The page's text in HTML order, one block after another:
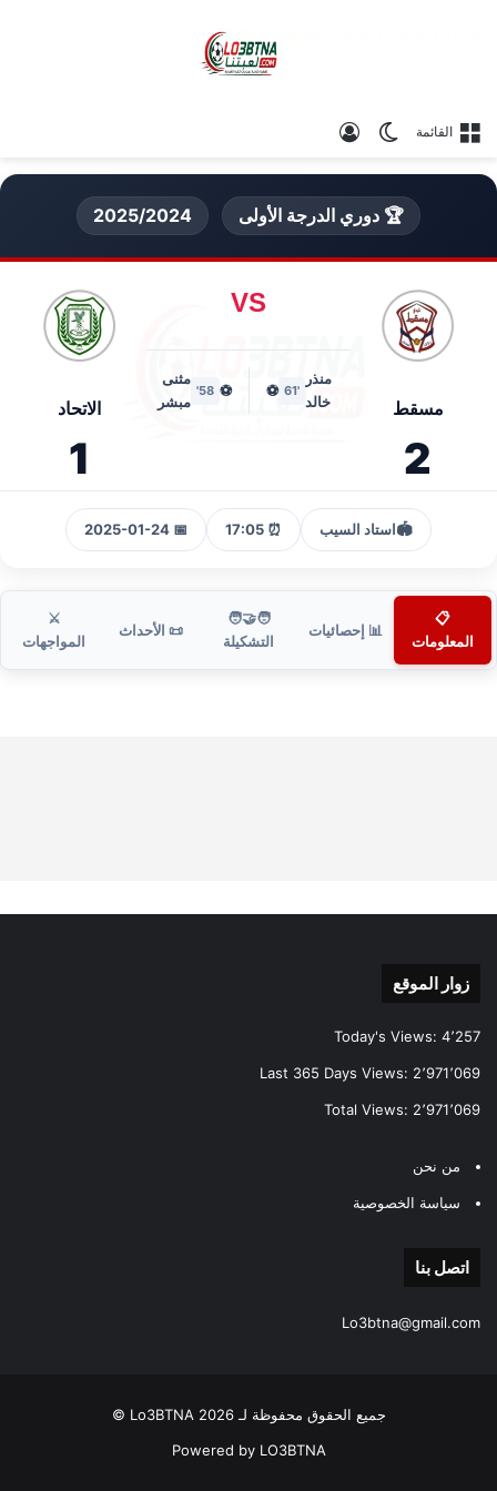
القائمة الوضع المظلم
🏆 دوري الدرجة الأولى 2025/2024
مسقط
2
VS
منذر
خالد
'61
⚽
⚽
58'
مثنى
مبشر
الاتحاد
1
🏟️استاد السيب ⏰ 17:05
📅 2025-01-24
📋
المعلومات
📊 إحصائيات
🧑‍🤝‍🧑
التشكيلة
📜 الأحداث
⚔️
المواجهات
زوار الموقع
Today's Views: 4٬257
Last 365 Days Views: 2٬971٬069
Total Views: 2٬971٬069
من نحن
سياسة الخصوصية
اتصل بنا
Lo3btna@gmail.com
جميع الحقوق محفوظة لـ Lo3BTNA 2026 ©
Powered by LO3BTNA